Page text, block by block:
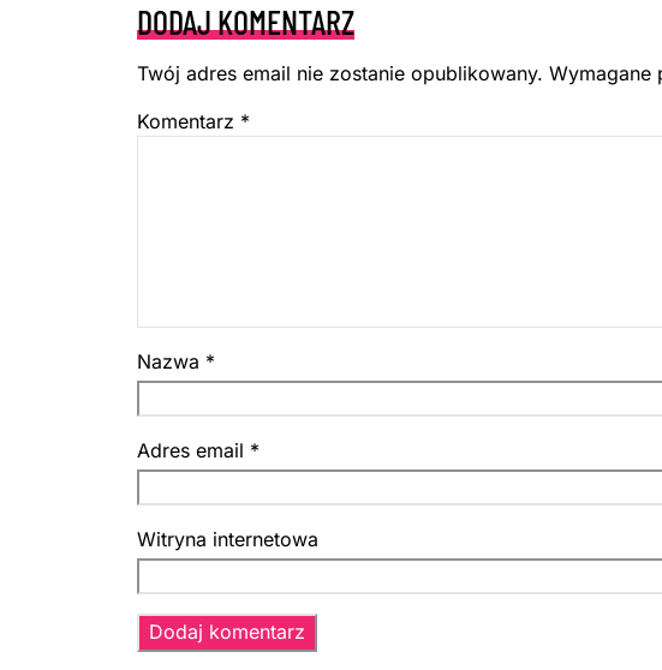
DODAJ KOMENTARZ
Twój adres email nie zostanie opublikowany. Wymagane
Komentarz *
Nazwa *
Adres email *
Witryna internetowa